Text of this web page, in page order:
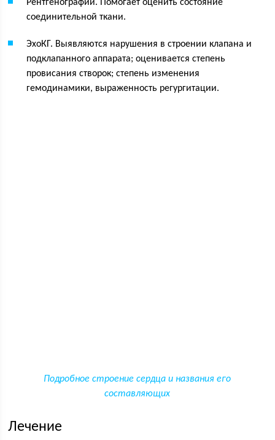
Рентгенографии. Помогает оценить состояние
соединительной ткани.
ЭхоКГ. Выявляются нарушения в строении клапана и
подклапанного аппарата; оценивается степень
провисания створок; степень изменения
гемодинамики, выраженность регургитации.
Подробное строение сердца и названия его
составляющих
Лечение